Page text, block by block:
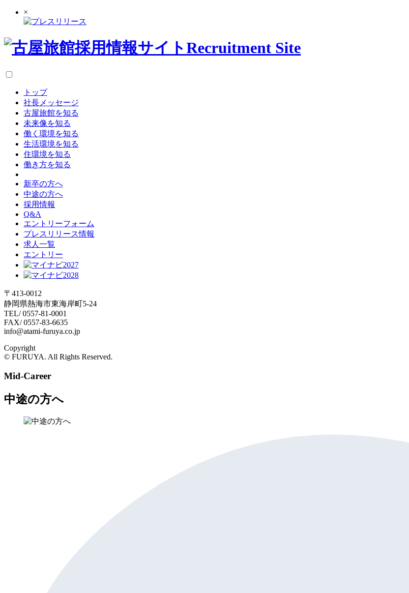
×
採用情報サイトRecruitment Site
トップ
社長メッセージ
古屋旅館を知る
未来像を知る
働く環境を知る
生活環境を知る
住環境を知る
働き方を知る
新卒の方へ
中途の方へ
採用情報
Q&A
エントリーフォーム
プレスリリース情報
求人一覧
エントリー
〒413-0012
静岡県熱海市東海岸町5-24
TEL/ 0557-81-0001
FAX/ 0557-83-6635
info@atami-furuya.co.jp
Copyright
© FURUYA. All Rights Reserved.
Mid-Career
中途の方へ